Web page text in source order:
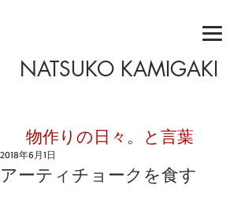
NATSUKO KAMIGAKI
​物作りの日々。と言葉
アーティチョークを食す
2018年6月1日